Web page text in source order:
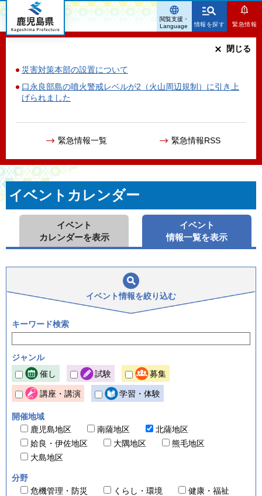
鹿児島県
情報を探す 緊急情報
災害対策本部の設置について
口永良部島の噴火警戒レベルが2（火山周辺規制）に引き上
げられました
緊急情報一覧 緊急情報RSS
閉じる
閲覧支援・
Language
イベントカレンダー
イベント
カレンダーを表示
イベント
情報一覧を表示
イベント情報を絞り込む
キーワード検索
ジャンル
催し
試験 募集
講座・講演 学習・体験
開催地域
鹿児島地区
南薩地区
北薩地区
姶良・伊佐地区
大隅地区
熊毛地区
大島地区
分野
危機管理・防災
くらし・環境
健康・福祉